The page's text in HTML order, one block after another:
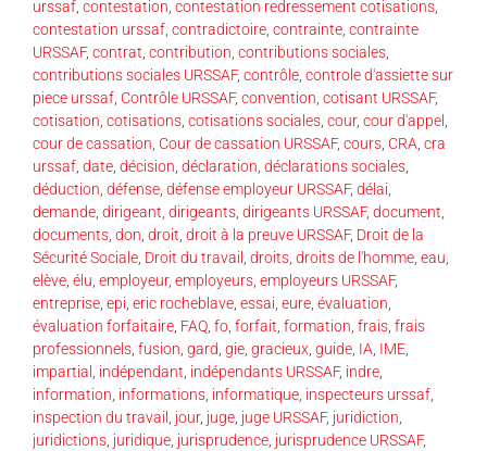
urssaf, contestation, contestation redressement cotisations,
contestation urssaf, contradictoire, contrainte, contrainte
URSSAF, contrat, contribution, contributions sociales,
contributions sociales URSSAF, contrôle, controle d'assiette sur
piece urssaf, Contrôle URSSAF, convention, cotisant URSSAF,
cotisation, cotisations, cotisations sociales, cour, cour d'appel ,
cour de cassation, Cour de cassation URSSAF, cours, CRA, cra
urssaf, date, décision, déclaration, déclarations sociales,
déduction, défense, défense employeur URSSAF, délai,
demande, dirigeant, dirigeants, dirigeants URSSAF, document,
documents, don, droit, droit à la preuve URSSAF, Droit de la
Sécurité Sociale, Droit du travail , droits, droits de l'homme, eau,
elève, élu, employeur, employeurs, employeurs URSSAF,
entreprise, epi, eric rocheblave, essai, eure, évaluation,
évaluation forfaitaire, FAQ, fo, forfait, formation, frais, frais
professionnels, fusion, gard, gie, gracieux, guide, IA, IME,
impartial , indépendant, indépendants URSSAF, indre,
information, informations, informatique, inspecteurs urssaf,
inspection du travail , jour, juge, juge URSSAF, juridiction,
juridictions, juridique, jurisprudence, jurisprudence URSSAF,